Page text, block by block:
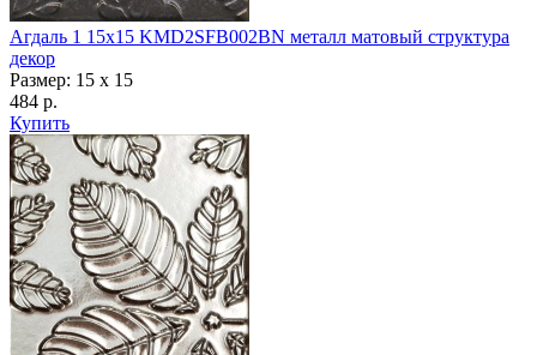
Агдаль 1 15x15 KMD2SFB002BN металл матовый структура
декор
Размер: 15 x 15
484 р.
Купить